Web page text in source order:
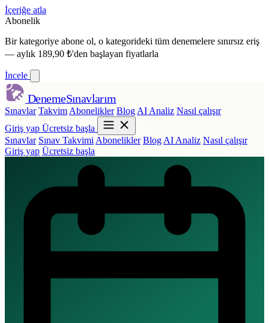
İçeriğe atla
Abonelik
Bir kategoriye abone ol, o kategorideki tüm denemelere sınırsız eriş
— aylık 189,90 ₺'den başlayan fiyatlarla
İncele
DenemeSınavlarım
Sınavlar Takvim Abonelikler Blog AI Analiz Nasıl çalışır
Giriş yap Ücretsiz başla
Sınavlar Sınav Takvimi Abonelikler Blog AI Analiz Nasıl çalışır
Giriş yap Ücretsiz başla